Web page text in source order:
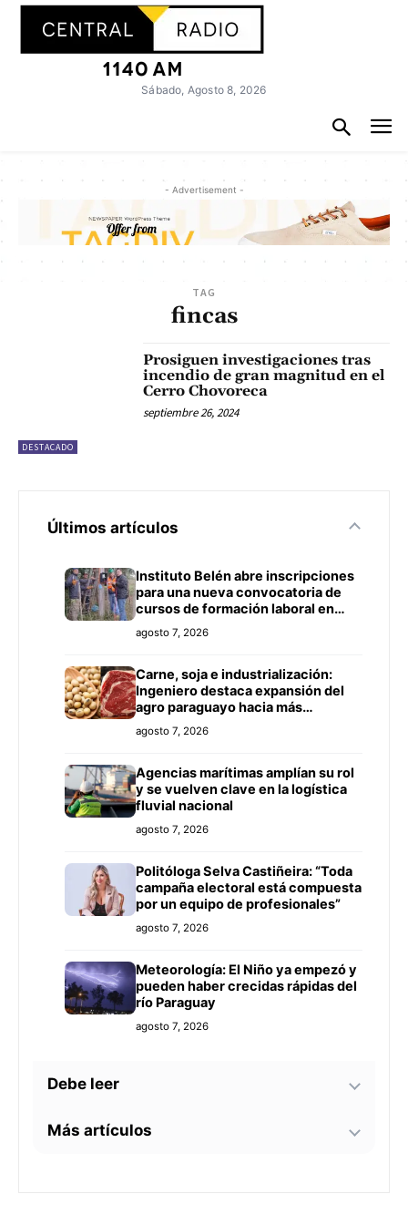
Sábado, Agosto 8, 2026
- Advertisement -
TAG
fincas
DESTACADO
Prosiguen investigaciones tras
incendio de gran magnitud en el
Cerro Chovoreca
septiembre 26, 2024
Últimos artículos
Instituto Belén abre inscripciones
para una nueva convocatoria de
cursos de formación laboral en
Concepción
agosto 7, 2026
Carne, soja e industrialización:
Ingeniero destaca expansión del
agro paraguayo hacia más
mercados
agosto 7, 2026
Agencias marítimas amplían su rol
y se vuelven clave en la logística
fluvial nacional
agosto 7, 2026
Politóloga Selva Castiñeira: “Toda
campaña electoral está compuesta
por un equipo de profesionales”
agosto 7, 2026
Meteorología: El Niño ya empezó y
pueden haber crecidas rápidas del
río Paraguay
agosto 7, 2026
Debe leer
Tecnología y BIM ganan terreno en
Más artículos